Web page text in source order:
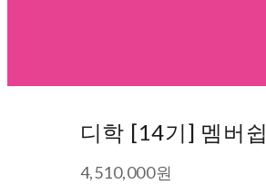
디학 [14기] 멤버
4,510,000원